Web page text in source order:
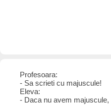
Profesoara:
- Sa scrieti cu majuscule!
Eleva:
- Daca nu avem